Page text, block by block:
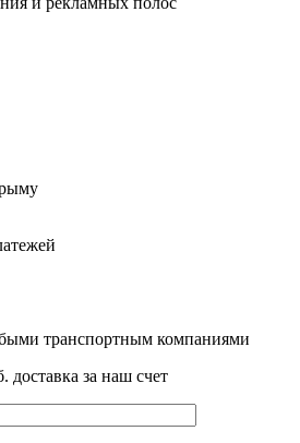
транспортным компаниями
доставка за наш счет